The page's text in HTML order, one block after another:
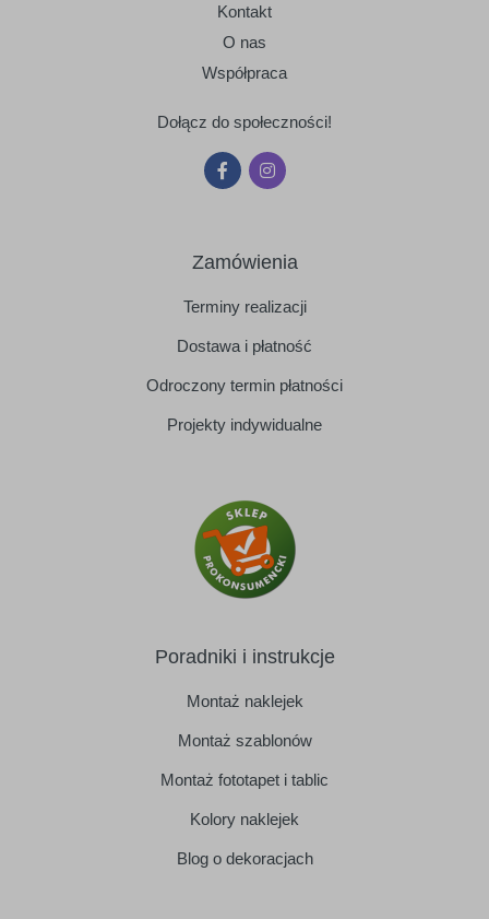
Kontakt
O nas
Współpraca
Dołącz do społeczności!
Zamówienia
Terminy realizacji
Dostawa i płatność
Odroczony termin płatności
Projekty indywidualne
Poradniki i instrukcje
Montaż naklejek
Montaż szablonów
Montaż fototapet i tablic
Kolory naklejek
Blog o dekoracjach